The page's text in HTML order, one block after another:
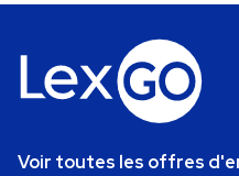
Voir toutes les offres